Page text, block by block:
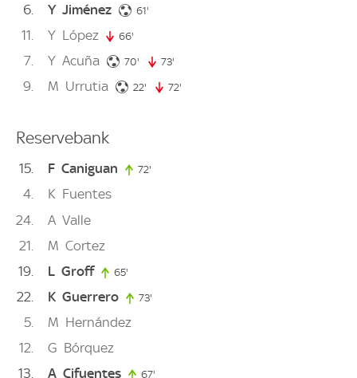
6 Y Jiménez 61'
11 Y López 66'
7 Y Acuña 70' 70. minute
73'
9 M Urrutia 22' 22. minute
72'
Reservebank
15 F Caniguan 72'
4 K Fuentes
24
A Valle
21
M Cortez
19
L Groff 65'
22 K Guerrero 73'
5 M Hernández
12
G Bórquez
13
A Cifuentes 67'